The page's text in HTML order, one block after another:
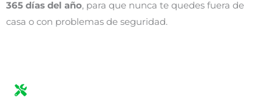
365 días del año, para que nunca te quedes fuera de
casa o con problemas de seguridad.